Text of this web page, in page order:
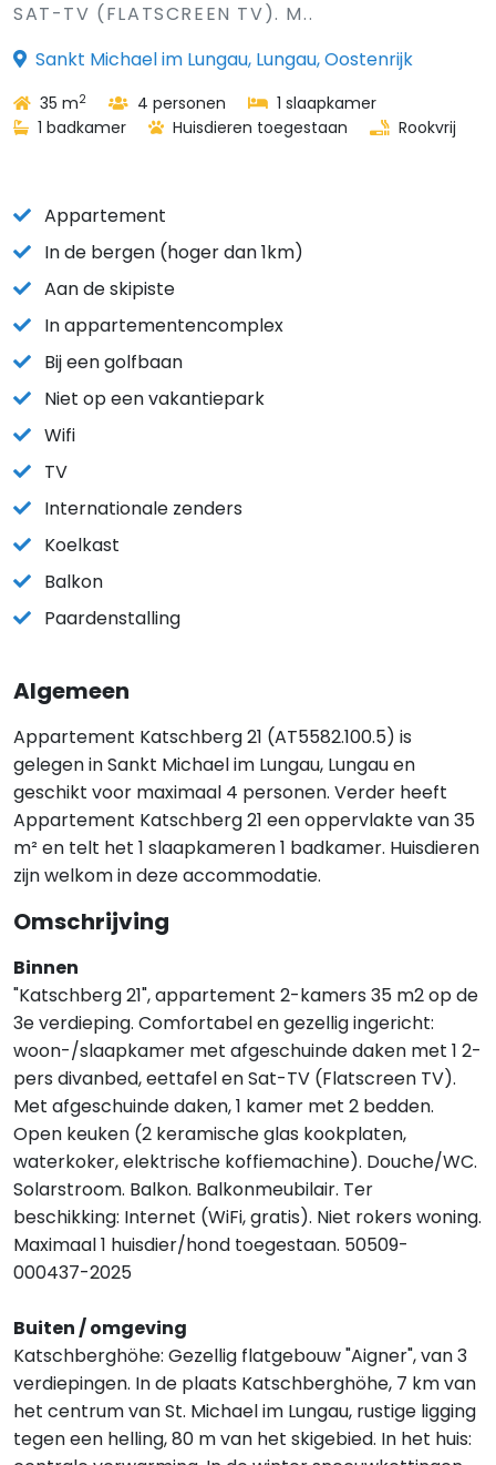
SAT-TV (FLATSCREEN TV). M..
Sankt Michael im Lungau, Lungau, Oostenrijk
35 m2 4 personen
1 slaapkamer
1 badkamer
Huisdieren toegestaan Rookvrij
Appartement
In de bergen (hoger dan 1km)
Aan de skipiste
In appartementencomplex
Bij een golfbaan
Niet op een vakantiepark
Wifi
TV
Internationale zenders
Koelkast
Balkon
Paardenstalling
Algemeen
Appartement Katschberg 21 (AT5582.100.5) is
gelegen in Sankt Michael im Lungau, Lungau en
geschikt voor maximaal 4 personen. Verder heeft
Appartement Katschberg 21 een oppervlakte van 35
m² en telt het 1 slaapkameren 1 badkamer. Huisdieren
zijn welkom in deze accommodatie.
Omschrijving
Binnen
"Katschberg 21", appartement 2-kamers 35 m2 op de
3e verdieping. Comfortabel en gezellig ingericht:
woon-/slaapkamer met afgeschuinde daken met 1 2-
pers divanbed, eettafel en Sat-TV (Flatscreen TV).
Met afgeschuinde daken, 1 kamer met 2 bedden.
Open keuken (2 keramische glas kookplaten,
waterkoker, elektrische koffiemachine). Douche/WC.
Solarstroom. Balkon. Balkonmeubilair. Ter
beschikking: Internet (WiFi, gratis). Niet rokers woning.
Maximaal 1 huisdier/hond toegestaan. 50509-
000437-2025
Buiten / omgeving
Katschberghöhe: Gezellig flatgebouw "Aigner", van 3
verdiepingen. In de plaats Katschberghöhe, 7 km van
het centrum van St. Michael im Lungau, rustige ligging
tegen een helling, 80 m van het skigebied. In het huis: